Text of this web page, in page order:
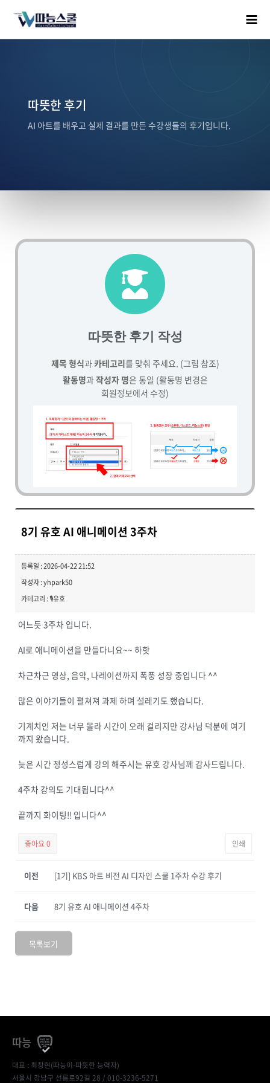
따뜻한 후기
AI 아트를 배우고 실제 결과를 만든 수강생들의 후기입니다.
따뜻한 후기 작성
제목 형식과카테고리를 맞춰 주세요. (그림 참조)
활동명과작성자 명은 통일 (활동명 변경은
회원정보에서 수정)
8기 유호 AI 애니메이션 3주차
등록일 : 2026-04-22 21:52
작성자 : yhpark50
카테고리 : 🎙️유호
어느듯 3주차 입니다.
AI로 애니메이션을 만들다니요~~ 하핫
차근차근 영상, 음악, 나레이션까지 폭풍 성장 중입니다 ^^
많은 이야기들이 펼쳐져 과제 하며 설레기도 했습니다.
기계치인 저는 너무 몰라 시간이 오래 걸리지만 강사님 덕분에 여기
까지 왔습니다.
늦은 시간 정성스럽게 강의 해주시는 유호 강사님께 감사드립니다.
4주차 강의도 기대됩니다^^
끝까지 화이팅!! 입니다^^
좋아요0 인쇄
이전 [1기] KBS 아트 비전 AI 디자인 스쿨 1주차 수강 후기
8기 유호 AI 애니메이션 4주차
다음
목록보기
따능
대표 : 최창현(따능이-따뜻한 능력자)
서울시 강남구 선릉로92길 28 / 010-3236-5271